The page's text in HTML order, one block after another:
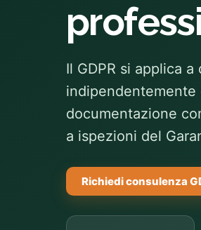
Il GDPR si applica
indipendentemente
documentazione
a ispezioni del
Richiedi consulenza